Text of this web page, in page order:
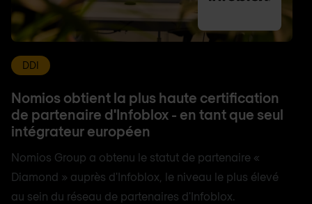
DDI
Nomios obtient la plus haute certification
de partenaire d'Infoblox - en tant que seul
intégrateur européen
Nomios Group a obtenu le statut de partenaire «
Diamond » auprès d'Infoblox, le niveau le plus élevé
au sein du réseau de partenaires d'Infoblox.